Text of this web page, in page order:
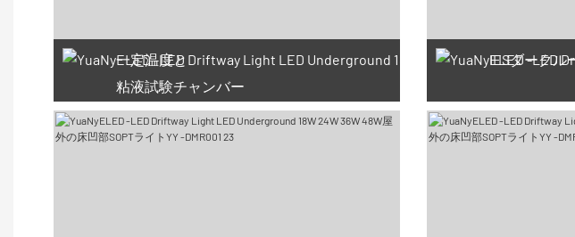
一定温度と
粘液試験チャンバー
IESダークル